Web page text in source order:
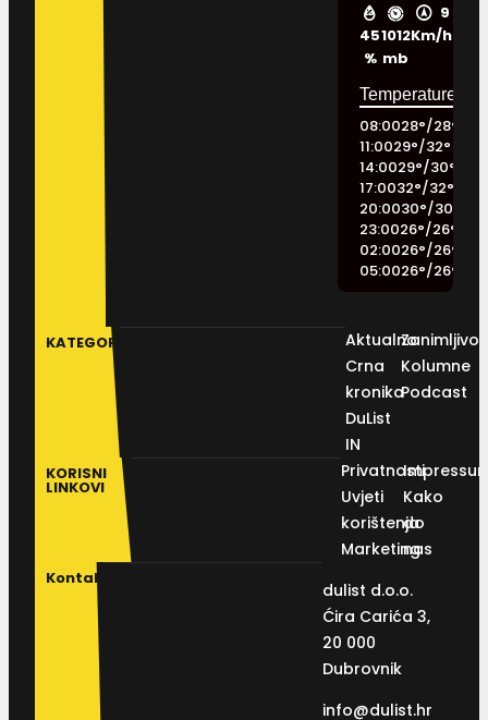
45
%
1012
mb
9
Km/h
08:0028°/28°
11:0029°/32°
14:0029°/30°
17:0032°/32°
20:0030°/30
23:0026°/26°
02:0026°/26°
05:0026°/26°
KATEGORIJE
Aktualno
Crna
kronika
DuList
IN
Kolumne
Podcast
KORISNI
LINKOVI
Privatnosti
Uvjeti
korištenja
Marketing
Kako
do
nas
Kontakt
dulist d.o.o.
Ćira Carića 3,
20 000
Dubrovnik
info@dulist.hr